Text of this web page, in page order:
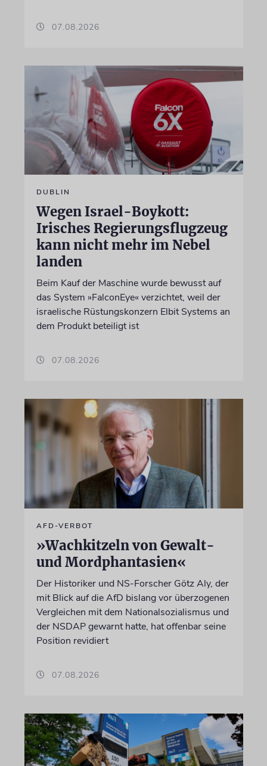
07.08.2026
DUBLIN
Wegen Israel-Boykott:
Irisches Regierungsflugzeug
kann nicht mehr im Nebel
landen
Beim Kauf der Maschine wurde bewusst auf
das System »FalconEye« verzichtet, weil der
israelische Rüstungskonzern Elbit Systems an
dem Produkt beteiligt ist
07.08.2026
AFD-VERBOT
»Wachkitzeln von Gewalt-
und Mordphantasien«
Der Historiker und NS-Forscher Götz Aly, der
mit Blick auf die AfD bislang vor überzogenen
Vergleichen mit dem Nationalsozialismus und
der NSDAP gewarnt hatte, hat offenbar seine
Position revidiert
07.08.2026